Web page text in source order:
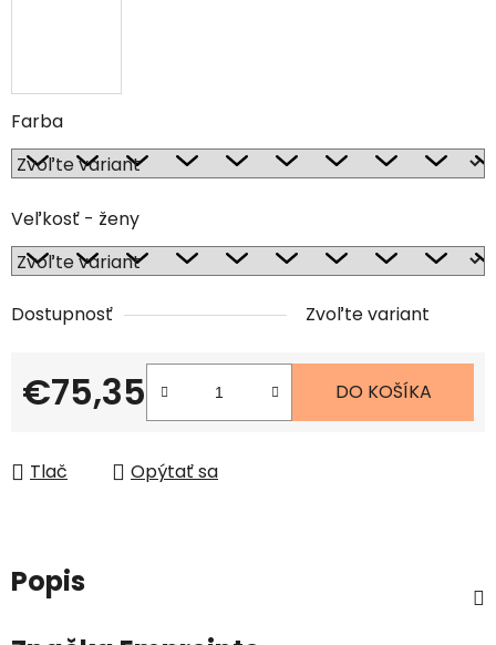
Farba
Veľkosť - ženy
Dostupnosť Zvoľte variant
€75,35
Jednotková cena:
DO KOŠÍKA
Tlač Opýtať sa
Popis